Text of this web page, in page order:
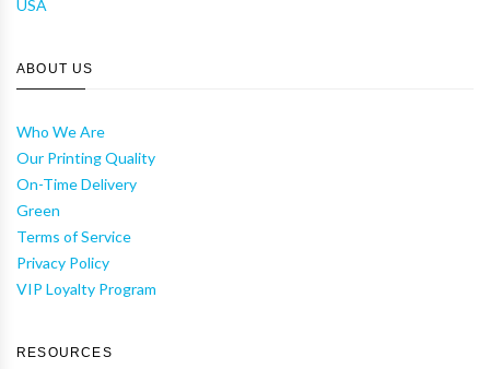
USA
ABOUT US
Who We Are
Our Printing Quality
On-Time Delivery
Green
Terms of Service
Privacy Policy
VIP Loyalty Program
RESOURCES